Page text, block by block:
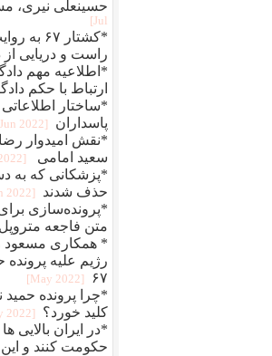
حسینعلی نیری،
Jul]
*کشتار
راست و دریایی از
*اطلاعیه مهم
ارتباط با حکم
*ساختار
پاسداران
[2022 Jun]
*نقش امیدوار
سعید امامی
[2022 Jun]
*پزشکانی که به
حذف شدند
[2022 Jun]
*پرونده‌سازی
متن فاجعه
* همکاری مسعود
رژیم علیه
۶۷
[2022 May]
*چرا پرونده
کلید خورد؟
[2022 May]
*در ایران بالایی
حکومت کنند و این